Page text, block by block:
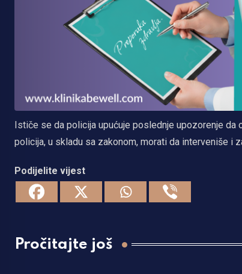
Ističe se da policija upućuje poslednje upozorenje da
policija, u skladu sa zakonom, morati da interveniše i
Podijelite vijest
Pročitajte još